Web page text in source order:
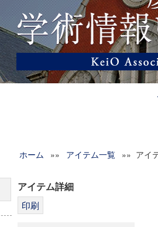
ホーム »» アイテム一覧 »» アイ
アイテム詳細